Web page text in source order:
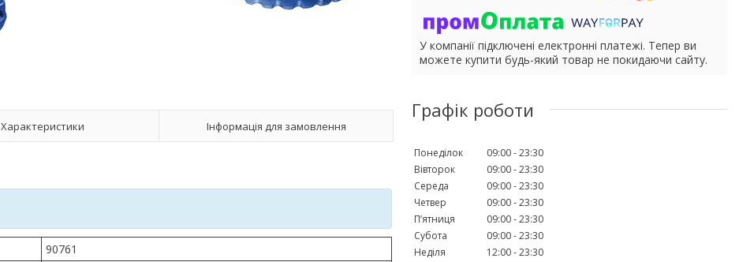
Характеристики Інформація для замовлення
90761
У компанії підключені електронні платежі. Тепер ви
можете купити будь-який товар не покидаючи сайту.
Графік роботи
Понеділок 09:00 23:30
Вівторок
09:00 23:30
Середа
09:00 23:30
Четвер
09:00 23:30
Пʼятниця
09:00 23:30
Субота
09:00 23:30
Неділя
12:00 23:30